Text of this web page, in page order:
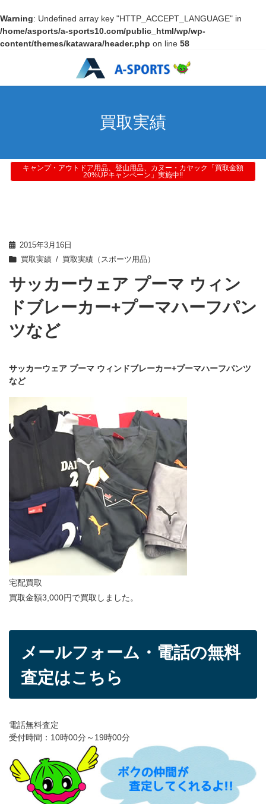
Warning: Undefined array key "HTTP_ACCEPT_LANGUAGE" in
/home/asports/a-sports10.com/public_html/wp/wp-
content/themes/katawara/header.php on line 58
買取実績
キャンプ・アウトドア用品、登山用品、カヌー・カヤック「買取金額
20%UPキャンペーン」実施中!!
2015年3月16日
買取実績
買取実績（スポーツ用品）
サッカーウェア プーマ ウィン
ドブレーカー+プーマハーフパン
ツなど
サッカーウェア プーマ ウィンドブレーカー+プーマハーフパンツ
など
宅配買取
買取金額3,000円で買取しました。
メールフォーム・電話の無料
査定はこちら
電話無料査定
受付時間：10時00分～19時00分